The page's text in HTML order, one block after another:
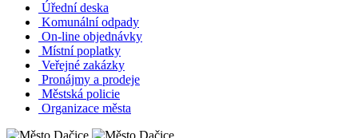
Úřední deska
Komunální odpady
On-line objednávky
Místní poplatky
Veřejné zakázky
Pronájmy a prodeje
Městská policie
Organizace města